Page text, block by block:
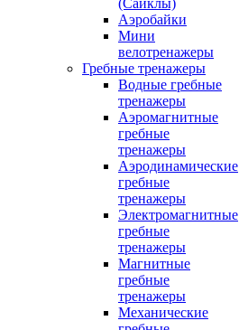
(Сайклы)
Аэробайки
Мини
велотренажеры
Гребные тренажеры
Водные гребные
тренажеры
Аэромагнитные
гребные
тренажеры
Аэродинамические
гребные
тренажеры
Электромагнитные
гребные
тренажеры
Магнитные
гребные
тренажеры
Механические